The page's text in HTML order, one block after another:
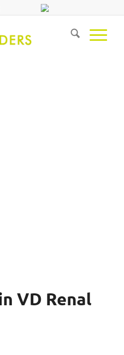
VD Renal